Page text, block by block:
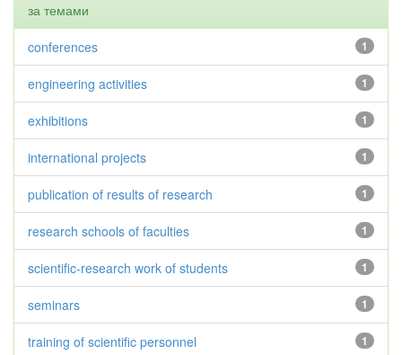
за темами
1
conferences
1
engineering activities
1
exhibitions
1
international projects
1
publication of results of research
1
research schools of faculties
1
scientific-research work of students
1
seminars
1
training of scientific personnel